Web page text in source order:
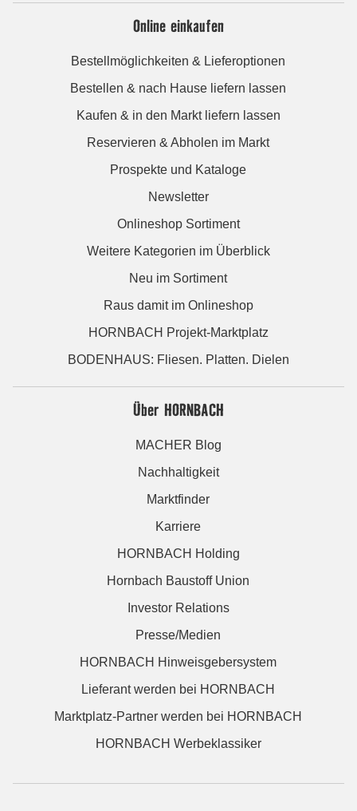
Online einkaufen
Bestellmöglichkeiten & Lieferoptionen
Bestellen & nach Hause liefern lassen
Kaufen & in den Markt liefern lassen
Reservieren & Abholen im Markt
Prospekte und Kataloge
Newsletter
Onlineshop Sortiment
Weitere Kategorien im Überblick
Neu im Sortiment
Raus damit im Onlineshop
HORNBACH Projekt-Marktplatz
BODENHAUS: Fliesen. Platten. Dielen
Über HORNBACH
MACHER Blog
Nachhaltigkeit
Marktfinder
Karriere
HORNBACH Holding
Hornbach Baustoff Union
Investor Relations
Presse/Medien
HORNBACH Hinweisgebersystem
Lieferant werden bei HORNBACH
Marktplatz-Partner werden bei HORNBACH
HORNBACH Werbeklassiker